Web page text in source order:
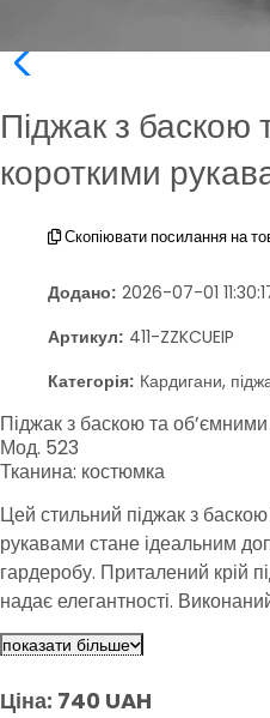
Піджак з баскою
короткими
Скопіювати посилання на
Додано: 2026-07-01
Артикул: 411-ZZKCUEIP
Категорія: Кардигани,
Піджак з баскою та
Мод. 523
Тканина: костюмка
Цей стильний піджак з
рукавами стане ідеальним
гардеробу. Приталений крій
надає елегантності.
піджак має підкладку для
поєднувати як зі спідницями,
створюючи стильні образи для
показати більше
Ціна: 740 UAH